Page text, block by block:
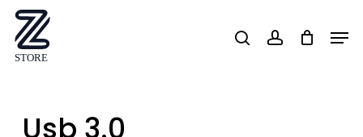
Skip
main
searchaccount
Usb 3.0
Close